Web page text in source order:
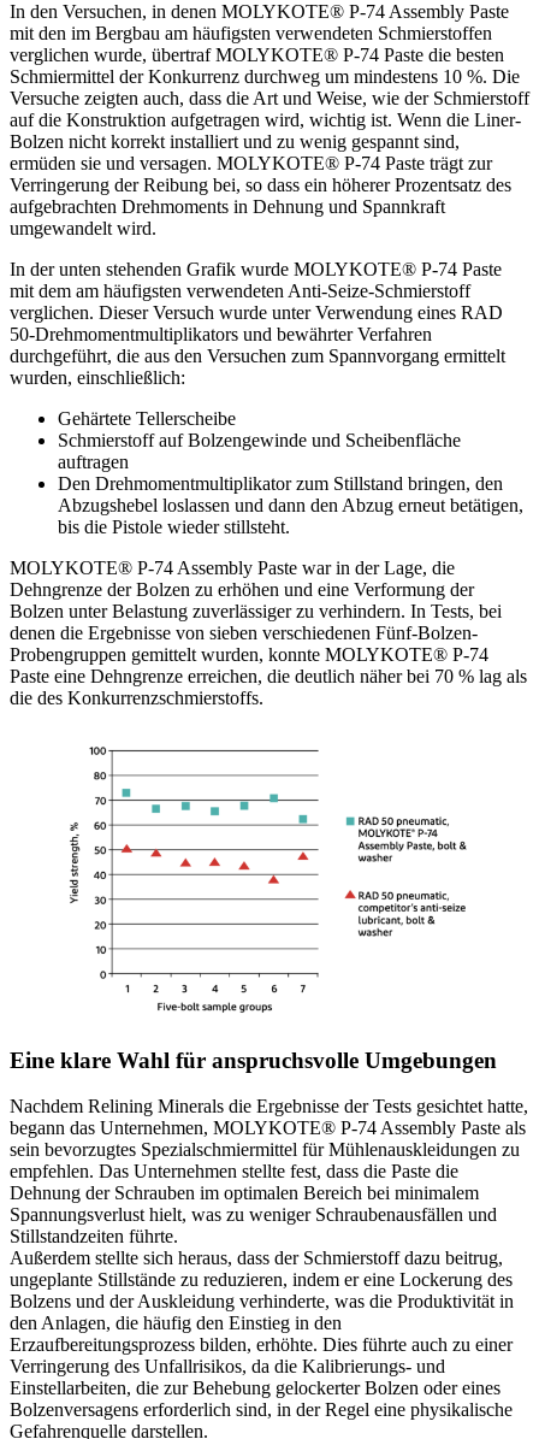
In den Versuchen, in denen MOLYKOTE® P-74 Assembly Paste
mit den im Bergbau am häufigsten verwendeten Schmierstoffen
verglichen wurde, übertraf MOLYKOTE® P-74 Paste die besten
Schmiermittel der Konkurrenz durchweg um mindestens 10 %. Die
Versuche zeigten auch, dass die Art und Weise, wie der Schmierstoff
auf die Konstruktion aufgetragen wird, wichtig ist. Wenn die Liner-
Bolzen nicht korrekt installiert und zu wenig gespannt sind,
ermüden sie und versagen. MOLYKOTE® P-74 Paste trägt zur
Verringerung der Reibung bei, so dass ein höherer Prozentsatz des
aufgebrachten Drehmoments in Dehnung und Spannkraft
umgewandelt wird.
In der unten stehenden Grafik wurde MOLYKOTE® P-74 Paste
mit dem am häufigsten verwendeten Anti-Seize-Schmierstoff
verglichen. Dieser Versuch wurde unter Verwendung eines RAD
50-Drehmomentmultiplikators und bewährter Verfahren
durchgeführt, die aus den Versuchen zum Spannvorgang ermittelt
wurden, einschließlich:
Gehärtete Tellerscheibe
Schmierstoff auf Bolzengewinde und Scheibenfläche
auftragen
Den Drehmomentmultiplikator zum Stillstand bringen, den
Abzugshebel loslassen und dann den Abzug erneut betätigen,
bis die Pistole wieder stillsteht.
MOLYKOTE® P-74 Assembly Paste war in der Lage, die
Dehngrenze der Bolzen zu erhöhen und eine Verformung der
Bolzen unter Belastung zuverlässiger zu verhindern. In Tests, bei
denen die Ergebnisse von sieben verschiedenen Fünf-Bolzen-
Probengruppen gemittelt wurden, konnte MOLYKOTE® P-74
Paste eine Dehngrenze erreichen, die deutlich näher bei 70 % lag als
die des Konkurrenzschmierstoffs.
Eine klare Wahl für anspruchsvolle Umgebungen
Nachdem Relining Minerals die Ergebnisse der Tests gesichtet hatte,
begann das Unternehmen, MOLYKOTE® P-74 Assembly Paste als
sein bevorzugtes Spezialschmiermittel für Mühlenauskleidungen zu
empfehlen. Das Unternehmen stellte fest, dass die Paste die
Dehnung der Schrauben im optimalen Bereich bei minimalem
Spannungsverlust hielt, was zu weniger Schraubenausfällen und
Stillstandzeiten führte.
Außerdem stellte sich heraus, dass der Schmierstoff dazu beitrug,
ungeplante Stillstände zu reduzieren, indem er eine Lockerung des
Bolzens und der Auskleidung verhinderte, was die Produktivität in
den Anlagen, die häufig den Einstieg in den
Erzaufbereitungsprozess bilden, erhöhte. Dies führte auch zu einer
Verringerung des Unfallrisikos, da die Kalibrierungs- und
Einstellarbeiten, die zur Behebung gelockerter Bolzen oder eines
Bolzenversagens erforderlich sind, in der Regel eine physikalische
Gefahrenquelle darstellen.